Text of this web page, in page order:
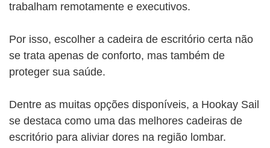
trabalham remotamente e executivos.
Por isso, escolher a cadeira de escritório certa não
se trata apenas de conforto, mas também de
proteger sua saúde.
Dentre as muitas opções disponíveis, a Hookay Sail
se destaca como uma das melhores cadeiras de
escritório para aliviar dores na região lombar.